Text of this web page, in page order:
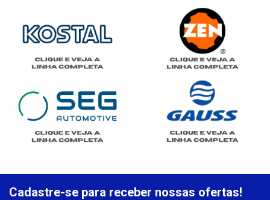
Cadastre-se para receber nossas ofertas!